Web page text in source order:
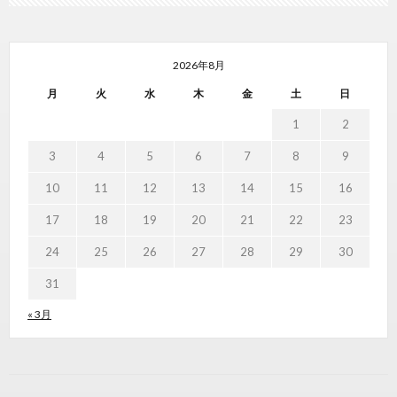
2026年8月
月 火 水 木 金 土 日
« 3月
1 2
3 4 5 6 7 8 9
10 11 12 13 14 15 16
17 18 19 20 21 22 23
24 25 26 27 28 29 30
31